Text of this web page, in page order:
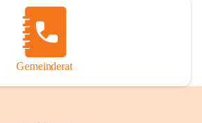
Gemeinderat